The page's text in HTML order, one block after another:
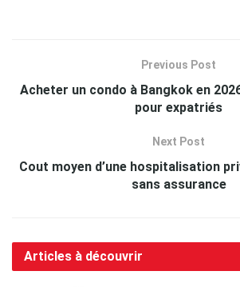
Previous Post
Acheter un condo à Bangkok en
pour expatriés
Next Post
Cout moyen d’une hospitalisation
sans assurance
Articles à découvrir